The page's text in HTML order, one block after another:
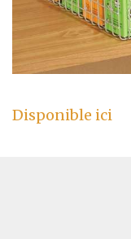
Disponible ici